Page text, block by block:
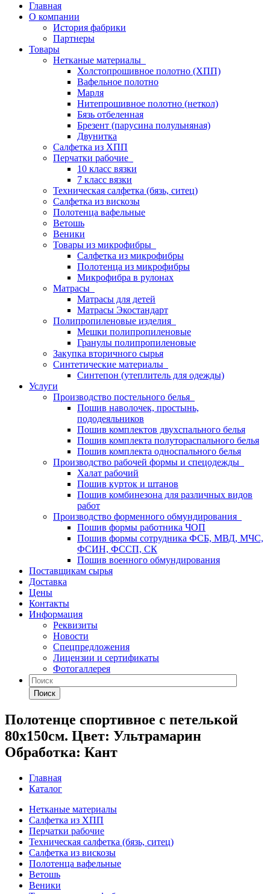
Главная
О компании
История фабрики
Партнеры
Товары
Нетканые материалы
Холстопрошивное полотно (ХПП)
Вафельное полотно
Марля
Нитепрошивное полотно (неткол)
Бязь отбеленная
Брезент (парусина полульняная)
Двунитка
Салфетка из ХПП
Перчатки рабочие
10 класс вязки
7 класс вязки
Техническая салфетка (бязь, ситец)
Салфетка из вискозы
Полотенца вафельные
Ветошь
Веники
Товары из микрофибры
Салфетка из микрофибры
Полотенца из микрофибры
Микрофибра в рулонах
Матрасы
Матрасы для детей
Матрасы Экостандарт
Полипропиленовые изделия
Мешки полипропиленовые
Гранулы полипропиленовые
Закупка вторичного сырья
Синтетические материалы
Синтепон (утеплитель для одежды)
Услуги
Производство постельного белья
Пошив наволочек, простынь,
пододеяльников
Пошив комплектов двухспального белья
Пошив комплекта полутораспального белья
Пошив комплекта односпального белья
Производство рабочей формы и спецодежды
Халат рабочий
Пошив курток и штанов
Пошив комбинезона для различных видов
работ
Производство форменного обмундирования
Пошив формы работника ЧОП
Пошив формы сотрудника ФСБ, МВД, МЧС,
ФСИН, ФССП, СК
Пошив военного обмундирования
Поставщикам сырья
Доставка
Цены
Контакты
Информация
Реквизиты
Новости
Спецпредложения
Лицензии и сертификаты
Фотогаллерея
Поиск
Полотенце спортивное с петелькой
80х150см. Цвет: Ультрамарин
Обработка: Кант
Главная
Каталог
Нетканые материалы
Салфетка из ХПП
Перчатки рабочие
Техническая салфетка (бязь, ситец)
Салфетка из вискозы
Полотенца вафельные
Ветошь
Веники